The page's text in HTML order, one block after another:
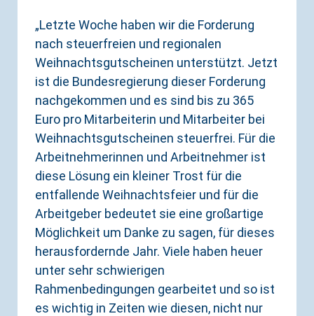
„Letzte Woche haben wir die Forderung
nach steuerfreien und regionalen
Weihnachtsgutscheinen unterstützt. Jetzt
ist die Bundesregierung dieser Forderung
nachgekommen und es sind bis zu 365
Euro pro Mitarbeiterin und Mitarbeiter bei
Weihnachtsgutscheinen steuerfrei. Für die
Arbeitnehmerinnen und Arbeitnehmer ist
diese Lösung ein kleiner Trost für die
entfallende Weihnachtsfeier und für die
Arbeitgeber bedeutet sie eine großartige
Möglichkeit um Danke zu sagen, für dieses
herausfordernde Jahr. Viele haben heuer
unter sehr schwierigen
Rahmenbedingungen gearbeitet und so ist
es wichtig in Zeiten wie diesen, nicht nur